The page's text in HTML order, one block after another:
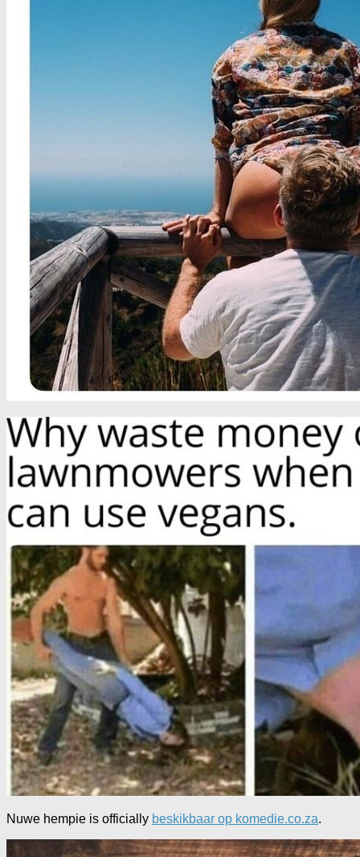
Nuwe hempie is officially beskikbaar op komedie.co.za.